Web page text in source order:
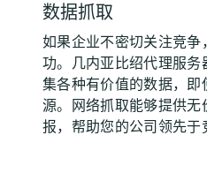
数据抓取
如果企业不密切关注竞争
功。几内亚比绍代理服
集各种有价值的数据，
源。网络抓取能够提供
报，帮助您的公司领先于